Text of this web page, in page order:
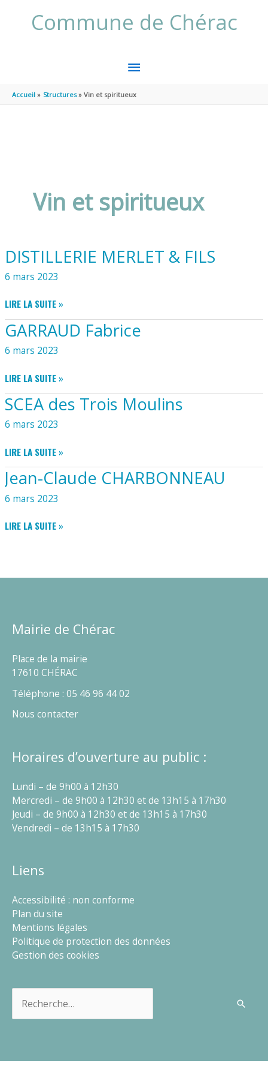
Commune de Chérac
MENU
PRINCIPAL
Accueil Structures Vin et spiritueux
Vin et spiritueux
DISTILLERIE MERLET & FILS
6 mars 2023
DISTILLERIE
MERLET
&
LIRE LA SUITE »
GARRAUD Fabrice
6 mars 2023
GARRAUD
FABRICE
LIRE LA SUITE »
SCEA des Trois Moulins
6 mars 2023
SCEA
DES
TROIS
MOULINS
LIRE LA SUITE »
Jean-Claude CHARBONNEAU
6 mars 2023
JEAN-
LIRE LA SUITE »
Mairie de Chérac
Place de la mairie
17610 CHÉRAC
Téléphone : 05 46 96 44 02
Nous contacter
Horaires d’ouverture au public :
Lundi – de 9h00 à 12h30
Mercredi – de 9h00 à 12h30 et de 13h15 à 17h30
Jeudi – de 9h00 à 12h30 et de 13h15 à 17h30
Vendredi – de 13h15 à 17h30
Liens
Accessibilité : non conforme
Plan du site
Mentions légales
Politique de protection des données
Gestion des cookies